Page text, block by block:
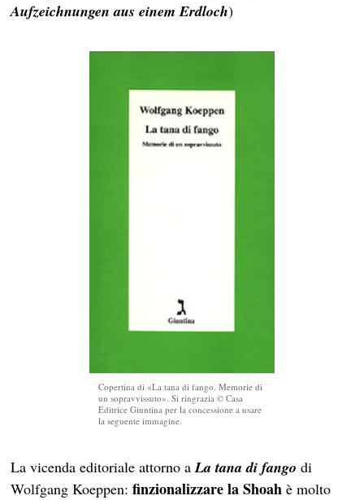
Aufzeichnungen aus einem Erdloch)
Copertina di «La tana di fango. Memorie di
un sopravvissuto». Si ringrazia © Casa
Editrice Giuntina per la concessione a usare
la seguente immagine.
La vicenda editoriale attorno aLa tana di fango di
Wolfgang Koeppen:finzionalizzare la Shoah è molto